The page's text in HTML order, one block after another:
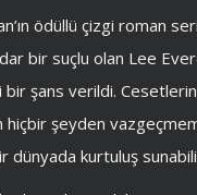
ödüllü çizgi roman
bir suçlu olan Lee
şans verildi.
şeyden
dünyada kurtuluş